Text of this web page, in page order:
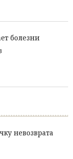
болезни
невозврата